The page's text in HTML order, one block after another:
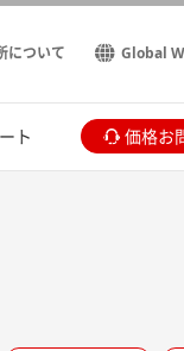
について Global
ト 価格お